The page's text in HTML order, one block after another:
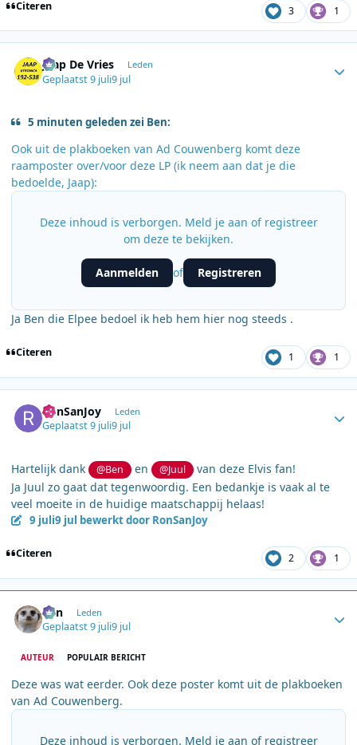
Citeren 3 1
Jaap De Vries Leden
Geplaatst9 juli9 jul
5 minuten geleden zei Ben:
Ook uit de plakboeken van Ad Couwenberg komt deze
raamposter over/voor deze LP (ik neem aan dat je die
bedoelde, Jaap):
Deze inhoud is verborgen. Meld je aan of registreer
om deze te bekijken.
Aanmelden of Registreren
Ja Ben die Elpee bedoel ik heb hem hier nog steeds .
Citeren 1 1
RonSanJoy Leden
Geplaatst9 juli9 jul
Hartelijk dank @Ben en @Juul
van deze Elvis fan!
Ja Juul zo gaat dat tegenwoordig. Een bedankje is vaak al te
veel moeite in de huidige maatschappij helaas!
9 juli9 jul bewerkt door RonSanJoy
Citeren 2 1
Ben Leden
Geplaatst9 juli9 jul
AUTEUR POPULAIR BERICHT
Deze was wat eerder. Ook deze poster komt uit de plakboeken
van Ad Couwenberg.
Deze inhoud is verborgen. Meld je aan of registreer